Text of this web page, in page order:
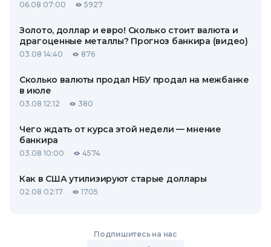
06.08 07:00 5927
Золото, доллар и евро! Сколько стоит валюта и
драгоценные металлы? Прогноз банкира (видео)
03.08 14:40 876
Сколько валюты продал НБУ продал на межбанке
в июле
03.08 12:12 380
Чего ждать от курса этой недели — мнение
банкира
03.08 10:00 4574
Как в США утилизируют старые доллары
02.08 02:17 1705
Подпишитесь на нас